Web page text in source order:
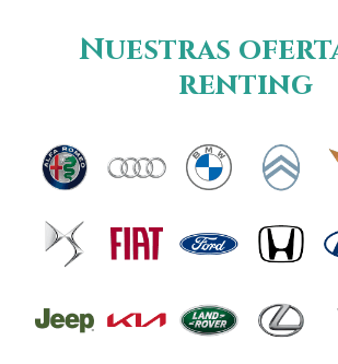
Nuestras
renting